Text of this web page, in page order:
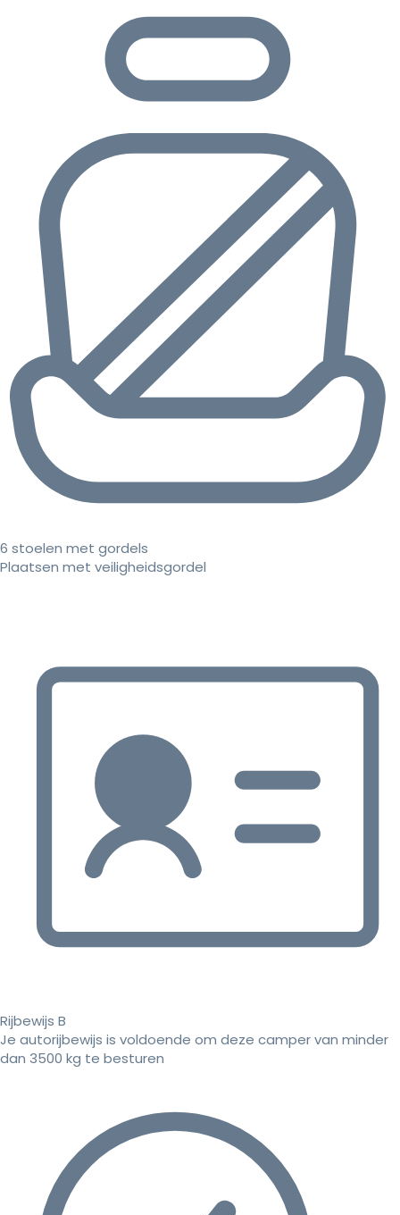
6 stoelen met gordels
Plaatsen met veiligheidsgordel
Rijbewijs B
Je autorijbewijs is voldoende om deze camper van minder
dan 3500 kg te besturen